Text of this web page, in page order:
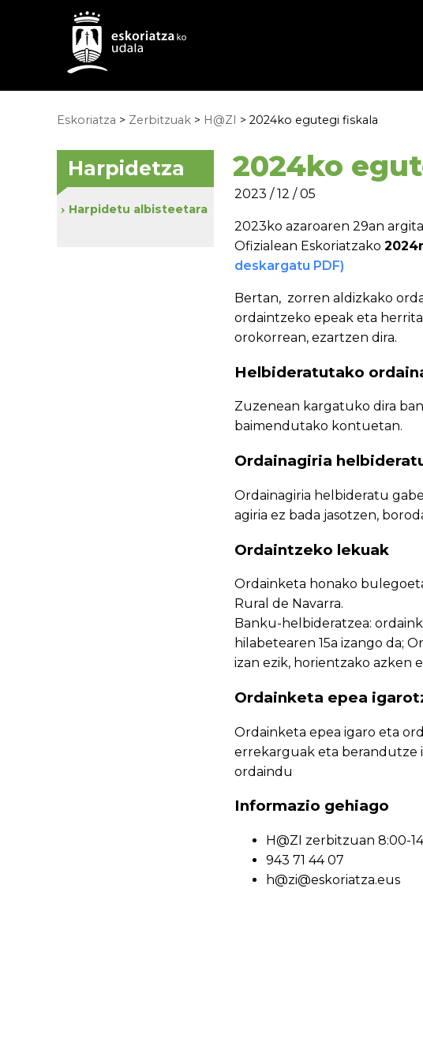
Eskoriatza > Zerbitzuak > H@ZI > 2024ko egutegi fiskala
2024ko
2023 / 12 / 05
2023ko azaroaren 29an
Ofizialean Eskoriatzako
deskargatu PDF)
Bertan, zorren aldizkako
ordaintzeko epeak eta
orokorrean, ezartzen dira.
Helbideratutako
Zuzenean kargatuko dira
baimendutako kontuetan.
Ordainagiria
Ordainagiria helbideratu
agiria ez bada jasotzen,
Ordaintzeko lekuak
Ordainketa honako
Rural de Navarra.
Banku-helbideratzea:
hilabetearen 15a izango da;
izan ezik, horientzako azken
Ordainketa epea
Ordainketa epea igaro eta
errekarguak eta berandutze
ordaindu
Informazio gehiago
H@ZI zerbitzuan 8:00-
943 71 44 07
h@zi@eskoriatza.eus
Harpidetza
Harpidetu albisteetara